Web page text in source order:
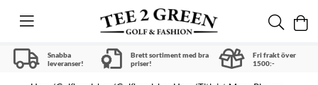
Snabba
leveranser!
Brett sortiment med bra
priser!
Fri frakt över
1500:-